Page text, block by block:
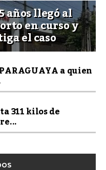
años llegó al
en curso y
el caso
a quien
311 kilos de